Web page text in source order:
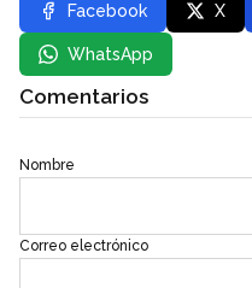
Facebook X
WhatsApp
Comentarios
Nombre
Correo electrónico